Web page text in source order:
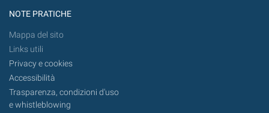
NOTE PRATICHE
Mappa del sito
Links utili
Privacy e cookies
Accessibilità
Trasparenza, condizioni d'uso
e whistleblowing